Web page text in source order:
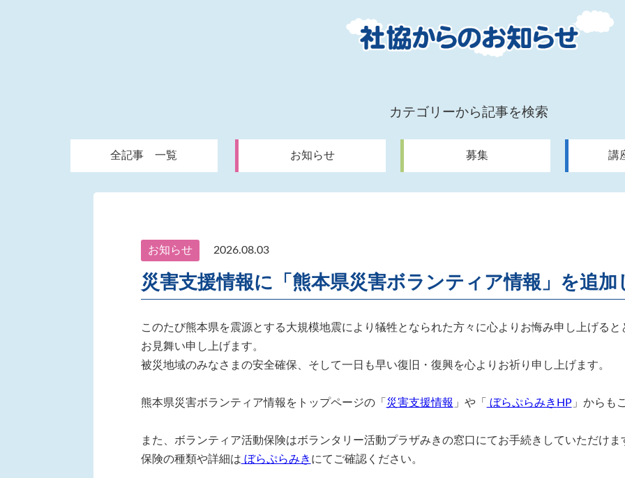
カテゴリーから記事を検索
全記事 一覧 お知らせ 募集 講
お知らせ 2026.08.03
災害支援情報に「熊本県災害ボランティア情報」を追加
このたび熊本県を震源とする大規模地震により犠牲となられた方々に心よりお悔み申し上げる
お見舞い申し上げます。
被災地域のみなさまの安全確保、そして一日も早い復旧・復興を心よりお祈り申し上げます。
熊本県災害ボランティア情報をトップページの「 災害支援情報 」や「 ぼらぷらみき HP」からも
また、ボランティア活動保険はボランタリー活動プラザみきの窓口にてお手続きしていただけま
保険の種類や詳細は ぼらぷらみき にてご確認ください。